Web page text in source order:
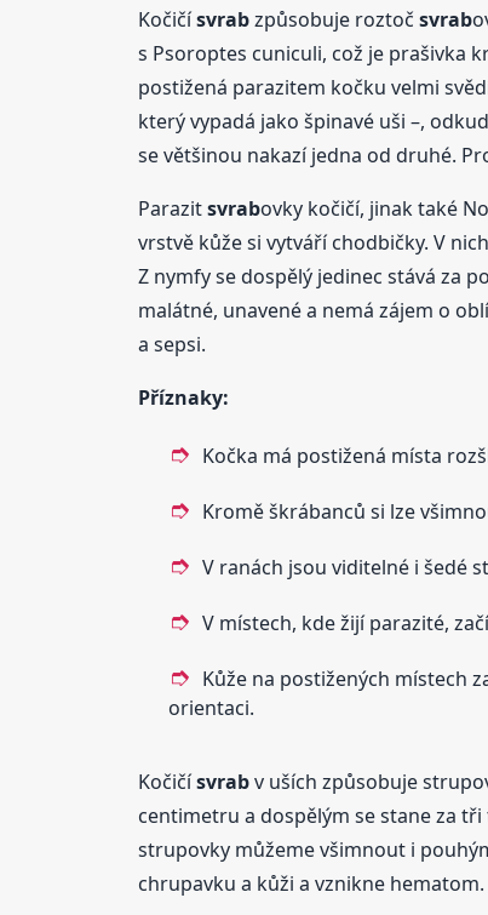
Kočičísvrabzpůsobuje roztoč svrab
s Psoroptes cuniculi, což je prašivka
postižená parazitem kočku velmi
který vypadá jako špinavé uši –,
se většinou nakazí jedna od druhé.
Parazitsvrabovky kočičí, jinak také
vrstvě kůže si vytváří chodbičky. V
Z nymfy se dospělý jedinec stává za
malátné, unavené a nemá zájem o
a sepsi.
Příznaky:
Kočka má postižená místa
Kromě škrábanců si lze
V ranách jsou viditelné i šedé
V místech, kde žijí parazité,
Kůže na postižených místech
orientaci.
Kočičísvrabv uších způsobuje
centimetru a dospělým se stane za
strupovky můžeme všimnout i
chrupavku a kůži a vznikne